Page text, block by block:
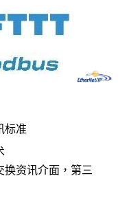
标准
换资讯介面，第三